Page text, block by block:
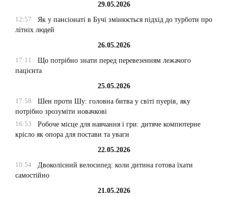
29.05.2026
12:57
Як у пансіонаті в Бучі змінюється підхід до турботи про
літніх людей
26.05.2026
17:11
Що потрібно знати перед перевезенням лежачого
пацієнта
25.05.2026
17:58
Шен проти Шу: головна битва у світі пуерів, яку
потрібно зрозуміти новачкові
16:53
Робоче місце для навчання і гри: дитяче компютерне
крісло як опора для постави та уваги
22.05.2026
10:54
Двоколісний велосипед: коли дитина готова їхати
самостійно
21.05.2026